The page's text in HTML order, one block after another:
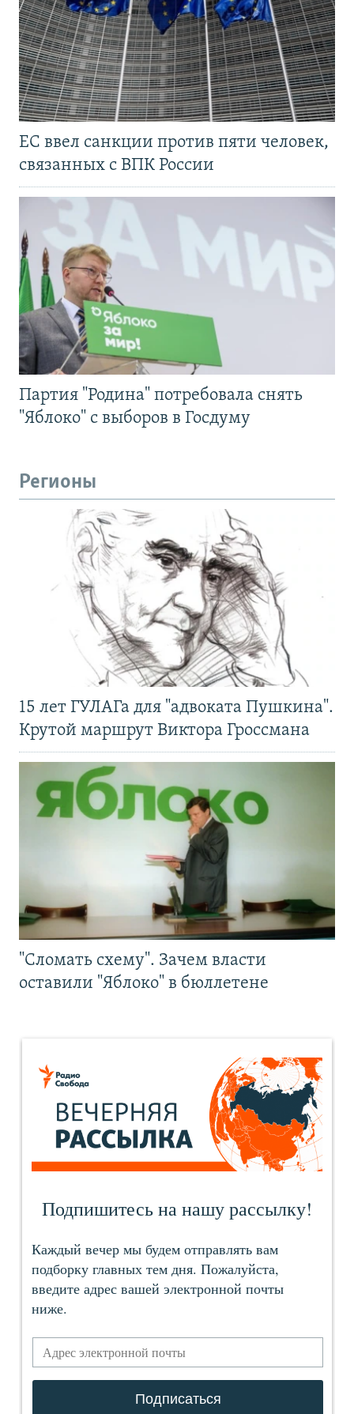
ЕС ввел санкции против пяти человек,
связанных с ВПК России
Партия "Родина" потребовала снять
"Яблоко" с выборов в Госдуму
Регионы
15 лет ГУЛАГа для "адвоката Пушкина".
Крутой маршрут Виктора Гроссмана
"Сломать схему". Зачем власти
оставили "Яблоко" в бюллетене